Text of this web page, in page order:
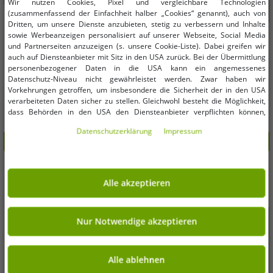
Verfügbare Größen
OneSize (für mehr Details, siehe
Beschreibung)
Russell Hobbs Suppen-Topf mit
Glasdeckel 24 cm ca. 4 Liter
funktionell einwandfrei**
Verfügbare Größen
OneSize (für mehr Details, siehe
Beschreibung)
nickelodeon PAW PATROL Spielzeug
Rubble-Figur mit Bulldozer-
Baufahrzeug **B-Ware – geprüft &
funktionell einwandfrei** Gelb
-79% -60%
(zusammenfassend der Einfachheit halber „Cookies“ genannt), auch von
Dritten, um unsere Dienste anzubieten, stetig zu verbessern und Inhalte
sowie Werbeanzeigen personalisiert auf unserer Webseite, Social Media
und Partnerseiten anzuzeigen (s. unsere Cookie-Liste). Dabei greifen wir
auch auf Diensteanbieter mit Sitz in den USA zurück. Bei der Übermittlung
personenbezogener Daten in die USA kann ein angemessenes
Datenschutz-Niveau nicht gewährleistet werden. Zwar haben wir
Vorkehrungen getroffen, um insbesondere die Sicherheit der in den USA
verarbeiteten Daten sicher zu stellen. Gleichwohl besteht die Möglichkeit,
dass Behörden in den USA den Diensteanbieter verpflichten können,
im Einzelfall auf Basis entsprechender US-Gesetzgebung, ein wirksamer
Zugriff informiert wirst. Mit Deiner Einwilligung gem. Art. 49 Abs. 1 lit. a
DSGVO erklärst Du Dich in die Übermittlung in die USA für einverstanden
(s.a. unsere Datenschutzerklärung). Du hast die Wahl, ob nur notwendige
Cookies verwendet werden sollen oder ob Du darüber hinaus weitere
Cookies akzeptieren möchtest. Standardmäßig sind nur notwendige Dienste
aktiv, was Du unter „Nur Notwendige akzeptieren verwenden“ bestätigen
kannst. Du kannst Deine Einwilligung entweder für „Alle akzeptieren“
erklären oder unter „Weitere Einstellungen“ an Deine Wünsche anpassen.
Deine Einwilligung kannst Du jederzeit über „Datenschutz-Einstellungen“
am Ende jeder unserer Seiten mit Wirkung für die Zukunft widerrufen oder
Daten­schutz­erklärung Impressum
Alle akzeptieren
Nur Notwendige akzeptieren
Alle ablehnen